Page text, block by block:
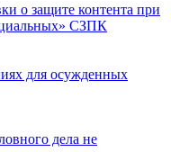
о защите контента при
СЗПК
для осужденных
дела не